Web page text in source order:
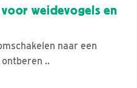
weidevogels en
naar een
..